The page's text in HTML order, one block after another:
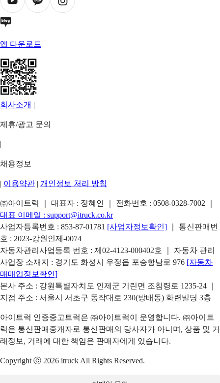
앱 다운로드
회사소개 |
제휴/광고 문의
|
채용정보
| 이용약관 | 개인정보 처리 방침
㈜아이트럭 ｜ 대표자 : 정혜인 ｜ 전화번호 : 0508-0328-7002
대표 이메일 : support@itruck.co.kr
사업자등록번호 : 853-87-01781 [사업자정보확인]
｜ 통신판매번
호 : 2023-강원인제-0074
자동차관리사업등록 번호 : 제02-4123-000402호 ｜ 자동차 관리
사업장 소재지 : 경기도 화성시 우정읍 포승항남로 976 [자동차
매매업정보확인]
본사 주소 : 강원특별자치도 인제군 기린면 조침령로 1235-24 ｜
지점 주소 : 서울시 서초구 동작대로 230(방배동) 화련빌딩 3층
아이트럭 인증중고트럭은 ㈜아이트럭이 운영합니다. ㈜아이트
럭은 통신판매중개자로 통신판매의 당사자가 아니며, 상품 및 거
래정보, 거래에 대한 책임은 판매자에게 있습니다.
Copyright ⓒ 2026 itruck All Rights Reserved.